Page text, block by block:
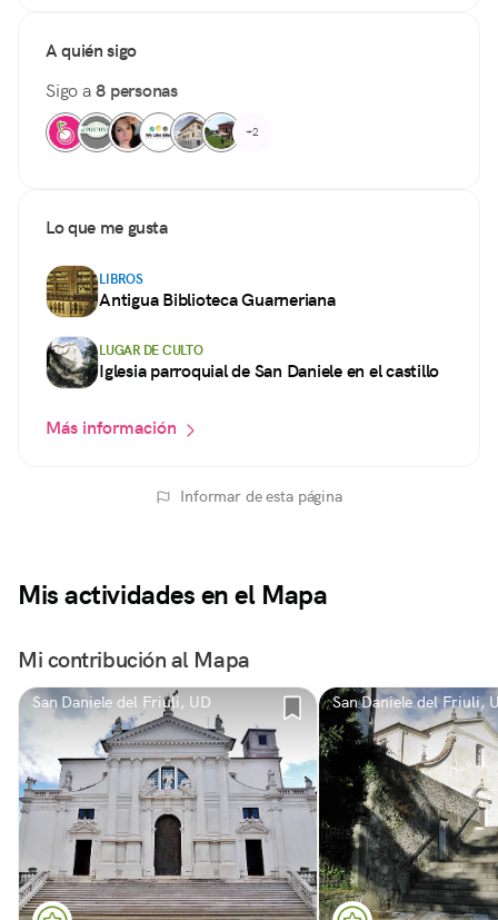
A quién sigo
Sigo a8 personas
+2
Lo que me gusta
LIBROS
Antigua Biblioteca Guarneriana
LUGAR DE CULTO
Iglesia parroquial de San Daniele en el castillo
Más información
Informar de esta página
Mis actividades en el Mapa
Mi contribución al Mapa
San Daniele del Friuli, UD San Daniele del Friuli,